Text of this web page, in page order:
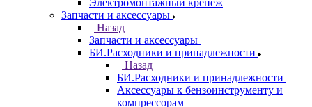
Электромонтажный крепеж
Запчасти и аксессуары
Назад
Запчасти и аксессуары
БИ.Расходники и принадлежности
Назад
БИ.Расходники и принадлежности
Аксессуары к бензоинструменту и
компрессорам